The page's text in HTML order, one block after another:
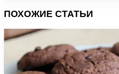
ПОХОЖИЕ СТАТЬИ